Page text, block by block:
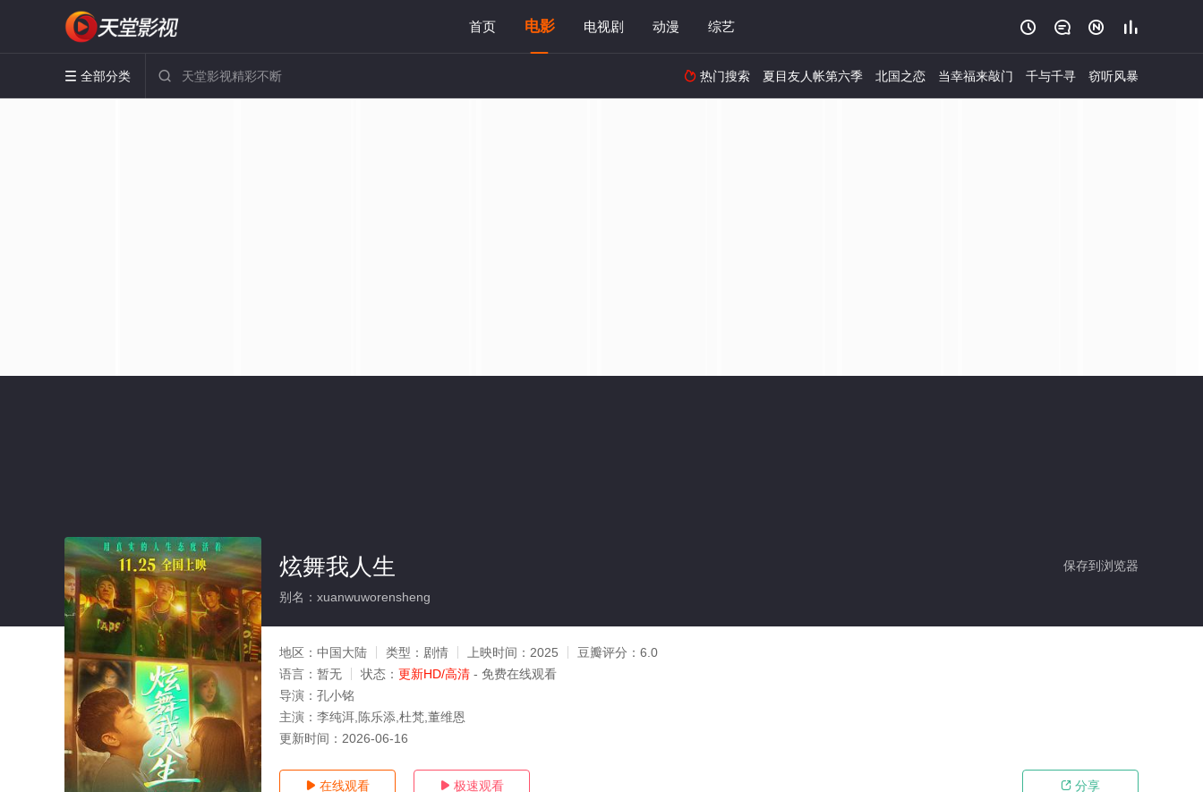
首页 电影 电视剧 动漫 综艺    
 全部分类   热门搜索 夏目友人帐第六季 北国之恋 当幸福来敲门 千与千寻 窃听风暴
保存到浏览器
炫舞我人生
别名：xuanwuworensheng
地区： 中国大陆 类型： 剧情 上映时间： 2025 豆瓣评分： 6.0
语言： 暂无 状态： 更新HD/高清 - 免费在线观看
导演： 孔小铭
主演： 李纯洱,陈乐添,杜梵,董维恩
更新时间： 2026-06-16
 在线观看  极速观看  分享